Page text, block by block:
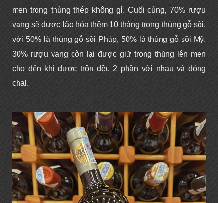
men trong thùng thép không gỉ. Cuối cùng, 70% rượu
vang sẽ được lão hóa thêm 10 tháng trong thùng gỗ sồi,
với 50% là thùng gỗ sồi Pháp, 50% là thùng gỗ sồi Mỹ.
30% rượu vang còn lại được giữ trong thùng lên men
cho đến khi được trộn đều 2 phần với nhau và đóng
chai.